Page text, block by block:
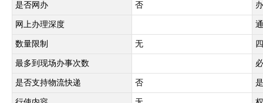
是否网办 否
网上办理深度
数量限制 无
最多到现场办事次数
是否支持物流快递 否